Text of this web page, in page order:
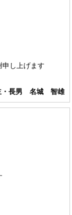
申し上げます
・長男 名城 智雄